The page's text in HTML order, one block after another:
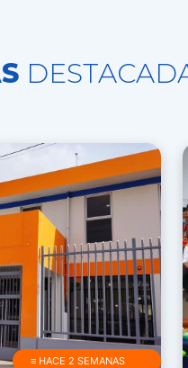
≡ HACE 2 SEMANAS